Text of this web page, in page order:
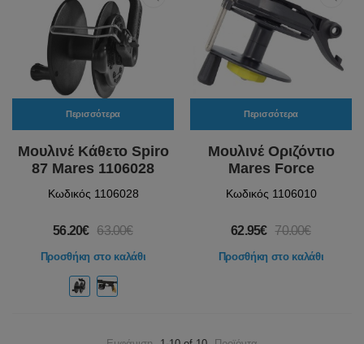
Περισσότερα
Μουλινέ Κάθετο Spiro
87 Mares 1106028
Κωδικός 1106028
56.20€ 63.00€
Προσθήκη στο καλάθι
Περισσότερα
Μουλινέ Οριζόντιο
Mares Force
Κωδικός 1106010
62.95€ 70.00€
Προσθήκη στο καλάθι